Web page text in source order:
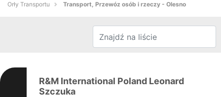
Orły Transportu Transport, Przewóz osób i rzeczy - Olesno
R&M International Poland Leonard
Szczuka